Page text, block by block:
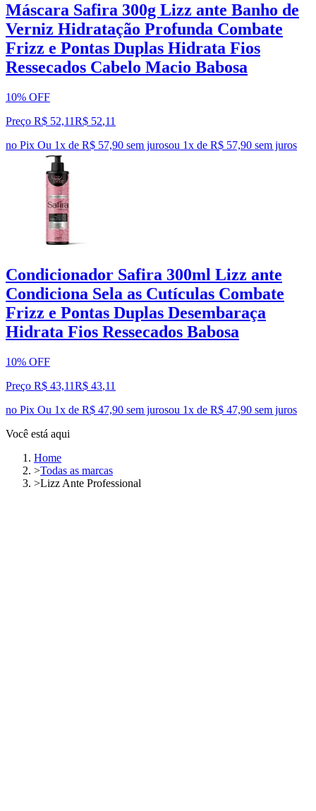
Máscara Safira 300g Lizz ante Banho de
Verniz Hidratação Profunda Combate
Frizz e Pontas Duplas Hidrata Fios
Ressecados Cabelo Macio Babosa
10% OFF
Preço R$ 52,11R$ 52,11
no Pix Ou 1x de R$ 57,90 sem jurosou 1x de R$ 57,90 sem juros
Condicionador Safira 300ml Lizz ante
Condiciona Sela as Cutículas Combate
Frizz e Pontas Duplas Desembaraça
Hidrata Fios Ressecados Babosa
10% OFF
Preço R$ 43,11R$ 43,11
no Pix Ou 1x de R$ 47,90 sem jurosou 1x de R$ 47,90 sem juros
Você está aqui
Home
>Todas as marcas
>Lizz Ante Professional